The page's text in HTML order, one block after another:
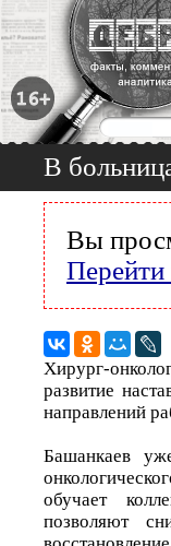
В
Вы
Хирург-
развитие
направлений
Башанкаев
обучает
позволяют